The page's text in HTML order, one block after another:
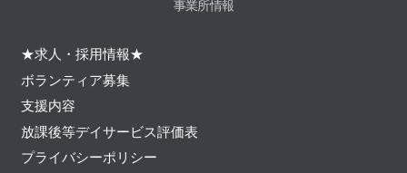
事業所情報
★求人・採用情報★
ボランティア募集
支援内容
放課後等デイサービス評価表
プライバシーポリシー